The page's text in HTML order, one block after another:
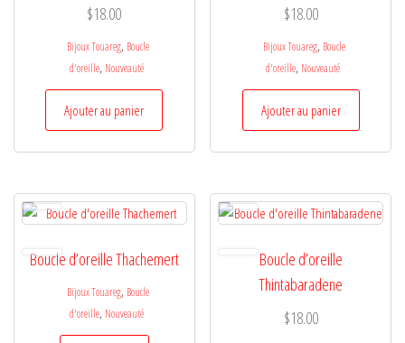
$18.00
Bijoux Touareg, Boucle
d'oreille, Nouveauté
Ajouter au panier
$18.00
Bijoux Touareg, Boucle
d'oreille, Nouveauté
Ajouter au panier
Boucle d’oreille Thachemert
Bijoux Touareg, Boucle
d'oreille, Nouveauté
Boucle d’oreille
Thintabaradene
$18.00